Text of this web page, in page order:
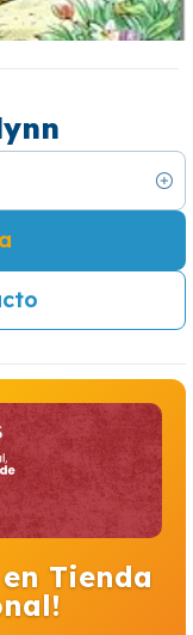
Tienda